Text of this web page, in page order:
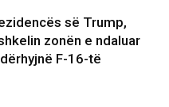
së Trump,
zonën e ndaluar
F-16-të